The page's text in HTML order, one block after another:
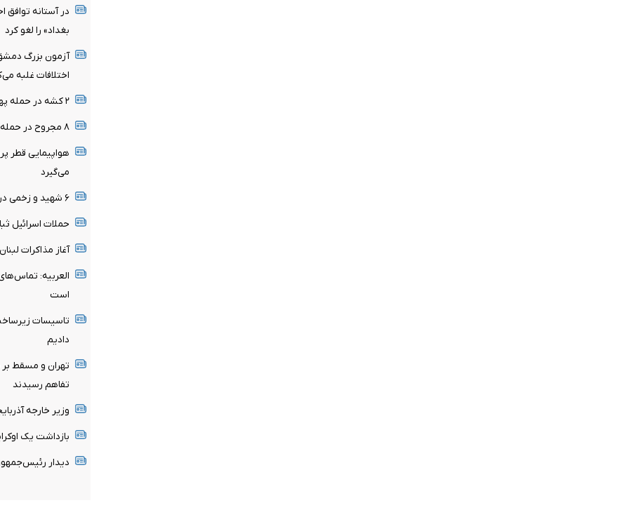
در آستانه توافق
بغداد» را لغو کرد
آزمون بزرگ دمشق
اختلافات غلبه
۲ کشه در حمله پهپادی اوکراین به روسیه
۸ مجروح در حمله رژیم صهیونیستی به جنوب لبنان
هواپیمایی قطر
می‌گیرد
۶ شهید و زخمی در شبانه روز گذشته در غزه
حملات اسرائیل
آغاز مذاکرات
العربیه:
است
تاسیسات
دادیم
تهران و مسقط بر
تفاهم رسیدند
وزیر خارجه
بازداشت یک
دیدار